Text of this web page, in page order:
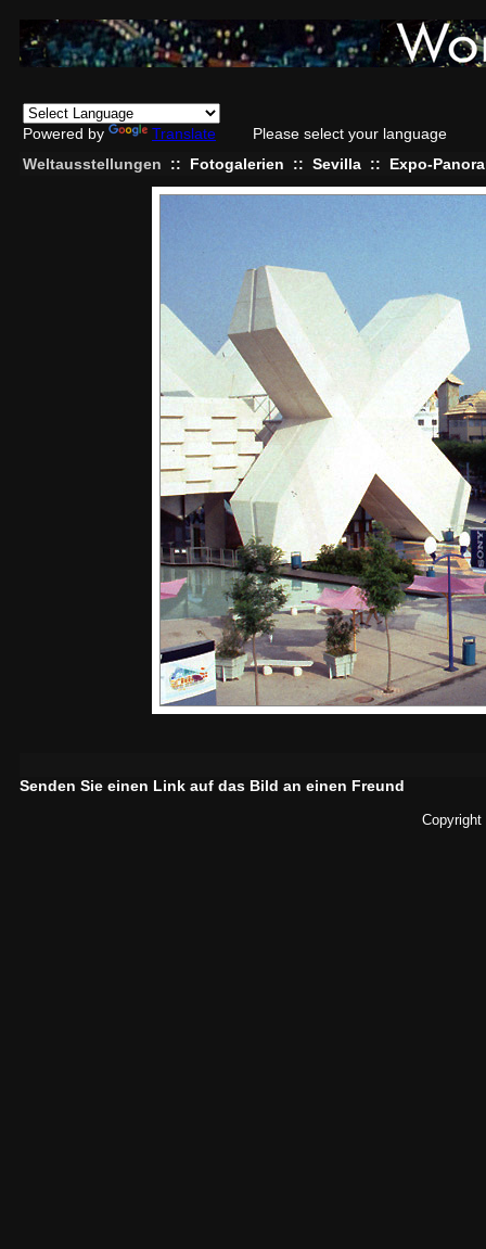
Powered by Translate
Please select your language
Weltausstellungen
:: Fotogalerien :: Sevilla :: Expo-
Senden Sie einen Link auf das Bild an einen Freund